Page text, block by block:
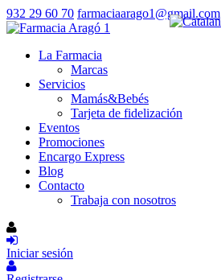
932 29 60 70 farmaciaarago1@gmail.com
La Farmacia
Marcas
Servicios
Mamás&Bebés
Tarjeta de fidelización
Eventos
Promociones
Encargo Express
Blog
Contacto
Trabaja con nosotros
Iniciar sesión